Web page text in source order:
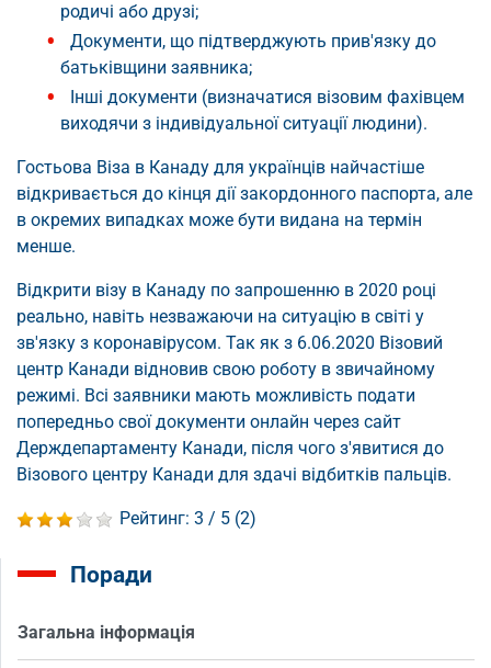
родичі або друзі;
Документи, що підтверджують прив'язку до
батьківщини заявника;
Інші документи (визначатися візовим фахівцем
виходячи з індивідуальної ситуації людини).
Гостьова Віза в Канаду для українців найчастіше
відкривається до кінця дії закордонного паспорта, але
в окремих випадках може бути видана на термін
менше.
Відкрити візу в Канаду по запрошенню в 2020 році
реально, навіть незважаючи на ситуацію в світі у
зв'язку з коронавірусом. Так як з 6.06.2020 Візовий
центр Канади відновив свою роботу в звичайному
режимі. Всі заявники мають можливість подати
попередньо свої документи онлайн через сайт
Держдепартаменту Канади, після чого з'явитися до
Візового центру Канади для здачі відбитків пальців.
Рейтинг: 3 / 5 (2)
Поради
Загальна інформація